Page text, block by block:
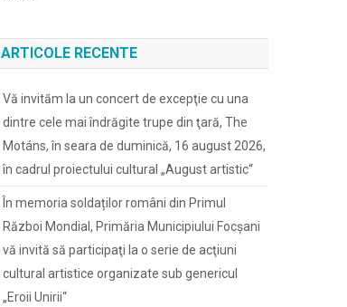
ARTICOLE RECENTE
Vă invităm la un concert de excepţie cu una
dintre cele mai îndrăgite trupe din ţară, The
Motáns, în seara de duminică, 16 august 2026,
în cadrul proiectului cultural „August artistic“
În memoria soldaților români din Primul
Război Mondial, Primăria Municipiului Focșani
vă invită să participaţi la o serie de acţiuni
cultural artistice organizate sub genericul
„Eroii Unirii“